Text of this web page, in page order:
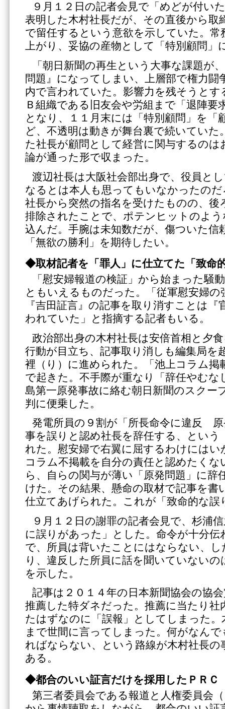
９月１２日の記者会見で「めどが付い
表明した木村社長だが、その直後から取
で留任するという意欲を示していた。常
上がり、妥協の産物として「特別顧問」
「朝日新聞の再生という大事な課題が
問題』になってしまい、上層部で権力闘
内で言われていた。影響力を残そうとす
Ｂ組織である旧友会や労組まで「退陣要
となり、１１月末には「特別顧問」を「
ど、不透明は動きが舞台裏で続いていた
た社長が顧問として経営に関与するの
論が通った形で収まった。
渡辺社長は大阪社会部出身で、役員と
なるとは本人も思ってもいなかったの
社長から突然の指名を受けたものの、後
排除されたことで、ポテンヒットのよ
込んだ。手腕は未知数だが、傷ついた信
「無欲の勝利」を期待したい。
◆取材記者を「罪人」に仕立てた「致命
「慰安婦報道の検証」から始まった騒
ともいえるものだった。「従軍慰安婦の
『吉田証言』の記事を取り消すことは
われていた」と指摘する記者もいる。
政治部出身の木村社長は安倍首相と夕
行動が目立ち、記事取り消しも編集局を
裡（り）に進められた。「池上コラム掲
で起きた。不手際が重なり「辞任やむな
島第一原発事故に絡む朝日新聞のスクー
判に便乗した。
発電所員の９割が「所長命令に違反
事を誤りと認め社長を辞任する、という
れた。慰安婦で右翼に屈するわけにはい
コラム不掲載を自分の責任と認めたくな
ら、自らの関与が薄い「原発問題」に辞
けた。その結果、懸命の取材で記事を書
仕立てあげられた。これが「致命的な誤
９月１２日の謝罪の記者会見で、杉浦
に誤りがあった」とした。命令が十分
で、所員は背いたことにはならない、
り、違反した所員に話を聞いていないの
を示した。
記事は２０１４年の日本新聞協会の協
推薦した特ダネだった。推薦に当たり社
たはずなのに「誤報」としてしまった
まで世間に言ってしまった。何がなん
ればならない、という路線が木村社長
ある。
◆都合のいい証言だけを採用したＰＲＣ
第三者委員会である報道と人権委員会